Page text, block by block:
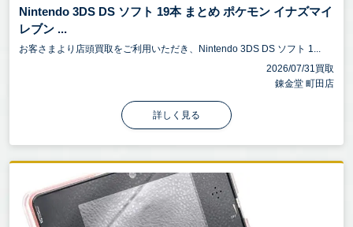
Nintendo 3DS DS ソフト 19本 まとめ ポケモン イナズマイ
レブン ...
お客さまより店頭買取をご利用いただき、Nintendo 3DS DS ソフト 1...
2026/07/31買取
錬金堂 町田店
詳しく見る